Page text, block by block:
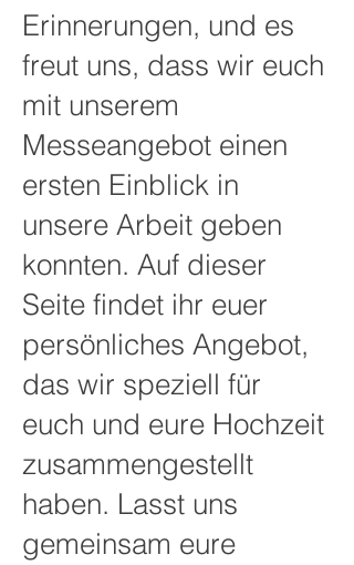
Erinnerungen, und es
freut uns, dass wir euch
mit unserem
Messeangebot einen
ersten Einblick in
unsere Arbeit geben
konnten. Auf dieser
Seite findet ihr euer
persönliches Angebot,
das wir speziell für
euch und eure Hochzeit
zusammengestellt
haben. Lasst uns
gemeinsam eure